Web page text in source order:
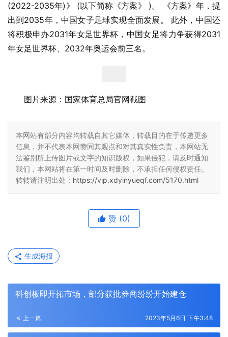
(2022-2035年)》 (以下简称《方案》 )。 《方案》年，提
出到2035年，中国女子足球实现全面发展。 此外，中国还
将积极申办2031年女足世界杯，中国女足将力争获得2031
年女足世界杯、2032年奥运会前三名。
图片来源：国家体育总局官网截图
本网站有部分内容均转载自其它媒体，转载目的在于传递更多
信息，并不代表本网赞同其观点和对其真实性负责，本网站无
法鉴别所上传图片或文字的知识版权，如果侵犯，请及时通知
我们，本网站将在第一时间及时删除，不承担任何侵权责任。
转转请注明出处： https://vip.xdyinyueqf.com/5170.html
赞 (0)
生成海报
科创板即开拓市场，部分获批券商纷纷开始建仓
上一篇 2023年5月6日 下午3:48